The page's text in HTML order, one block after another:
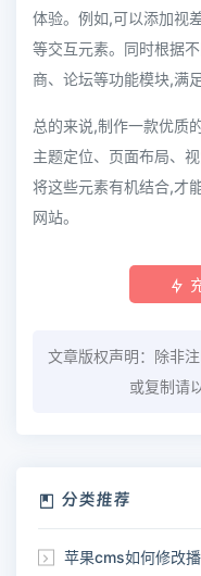
体验。例如,可以添加视
等交互元素。同时根据
商、论坛等功能模块,满
总的来说,制作一款优质
主题定位、页面布局、
将这些元素有机结合,才
网站。
文章版权声明：除非
或复制请
分类推荐
苹果cms如何修改